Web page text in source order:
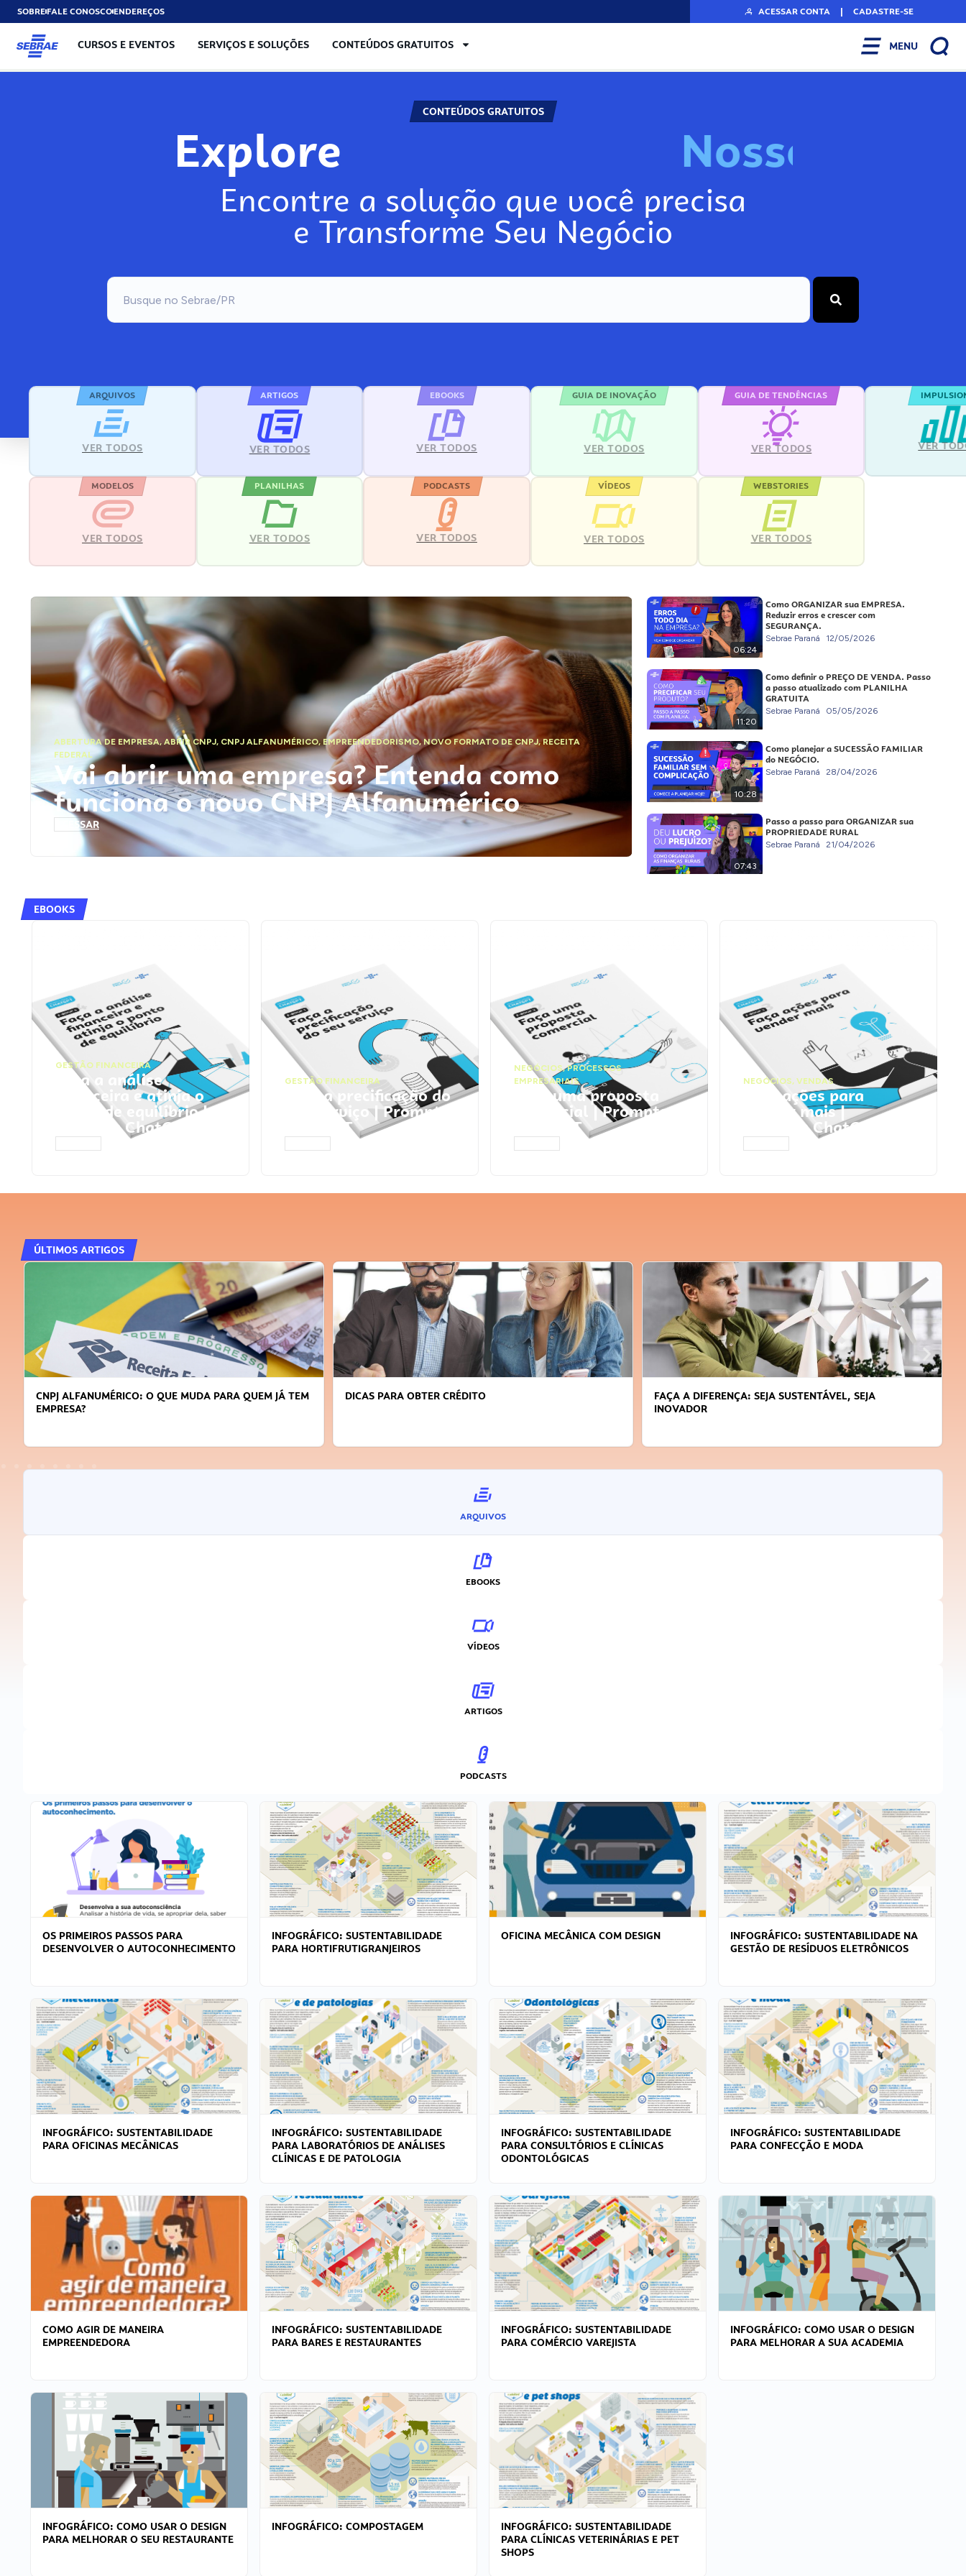
SOBREFALE CONOSCOENDEREÇOS ACESSAR CONTA | CADASTRE-SE
CURSOS E EVENTOS SERVIÇOS E SOLUÇÕES CONTEÚDOS GRATUITOS MENU
CONTEÚDOS GRATUITOS
Explore Nosso
Encontre a solução que você precisa
e Transforme Seu Negócio
ARQUIVOS
VER TODOS
ARTIGOS
VER TODOS
EBOOKS
VER TODOS
GUIA DE INOVAÇÃO
VER TODOS
GUIA DE TENDÊNCIAS
VER TODOS VER
MODELOS
VER TODOS
PLANILHAS
VER TODOS
PODCASTS
VER TODOS
VÍDEOS
VER TODOS
WEBSTORIES
VER TODOS
ABERTURA DE EMPRESA,ABRIR CNPJ, CNPJ ALFANUMÉRICO, EMPREENDEDORISMO,NOVO FORMATO DE CNPJ,RECEITA
FEDERAL
Vai abrir uma empresa? Entenda como
funciona o novo CNPJ Alfanumérico
ACESSAR
06:24
Como ORGANIZAR sua EMPRESA.
Reduzir erros e crescer com
SEGURANÇA.
Sebrae Paraná 12/05/2026
11:20
Como definir o PREÇO DE VENDA. Passo
a passo atualizado com PLANILHA
GRATUITA
Sebrae Paraná 05/05/2026
10:28
Como planejar a SUCESSÃO FAMILIAR
do NEGÓCIO.
Sebrae Paraná 28/04/2026
07:43
Passo a passo para ORGANIZAR sua
PROPRIEDADE RURAL
Sebrae Paraná 21/04/2026
EBOOKS
GESTÃO FINANCEIRA
Faça a análise
financeira e atinja o
ponto de equilíbrio |
Prompts ChatGPT
GESTÃO FINANCEIRA
Faça a precificação do
seu serviço | Prompts
ChatGPT
NEGÓCIOS,PROCESSOS
EMPRESARIAIS
Faça uma proposta
comercial | Prompts
ChatGPT
NEGÓCIOS, VENDAS
Faça ações para
vender mais |
Prompts ChatGPT
ÚLTIMOS ARTIGOS
CNPJ ALFANUMÉRICO: O QUE MUDA PARA QUEM JÁ TEM
EMPRESA?
DICAS PARA OBTER CRÉDITO
FAÇA A DIFERENÇA: SEJA SUSTENTÁVEL, SEJA
INOVADOR
ARQUIVOS
EBOOKS
VÍDEOS
ARTIGOS
PODCASTS
OS PRIMEIROS PASSOS PARA
DESENVOLVER O AUTOCONHECIMENTO
INFOGRÁFICO: SUSTENTABILIDADE
PARA HORTIFRUTIGRANJEIROS
OFICINA MECÂNICA COM DESIGN
INFOGRÁFICO: SUSTENTABILIDADE NA
GESTÃO DE RESÍDUOS ELETRÔNICOS
INFOGRÁFICO: SUSTENTABILIDADE
PARA OFICINAS MECÂNICAS
INFOGRÁFICO: SUSTENTABILIDADE
PARA LABORATÓRIOS DE ANÁLISES
CLÍNICAS E DE PATOLOGIA
INFOGRÁFICO: SUSTENTABILIDADE
PARA CONSULTÓRIOS E CLÍNICAS
ODONTOLÓGICAS
INFOGRÁFICO: SUSTENTABILIDADE
PARA CONFECÇÃO E MODA
COMO AGIR DE MANEIRA
EMPREENDEDORA
INFOGRÁFICO: SUSTENTABILIDADE
PARA BARES E RESTAURANTES
INFOGRÁFICO: SUSTENTABILIDADE
PARA COMÉRCIO VAREJISTA
INFOGRÁFICO: COMO USAR O DESIGN
PARA MELHORAR A SUA ACADEMIA
INFOGRÁFICO: COMO USAR O DESIGN
PARA MELHORAR O SEU RESTAURANTE
INFOGRÁFICO: COMPOSTAGEM
INFOGRÁFICO: SUSTENTABILIDADE
PARA CLÍNICAS VETERINÁRIAS E PET
SHOPS